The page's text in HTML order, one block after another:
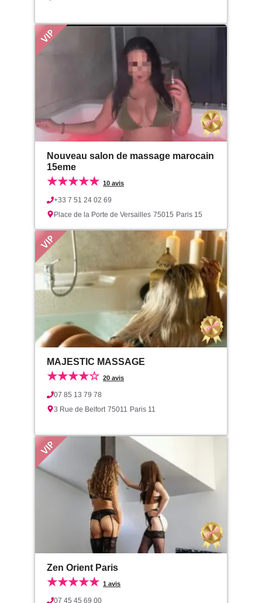
Nouveau salon de massage marocain
15eme
★★★★★10 avis
+33 7 51 24 02 69
Place de la Porte de Versailles 75015 Paris 15
MAJESTIC MASSAGE
★★★★☆20 avis
07 85 13 79 78
3 Rue de Belfort 75011 Paris 11
Zen Orient Paris
★★★★★1 avis
07 45 45 69 00